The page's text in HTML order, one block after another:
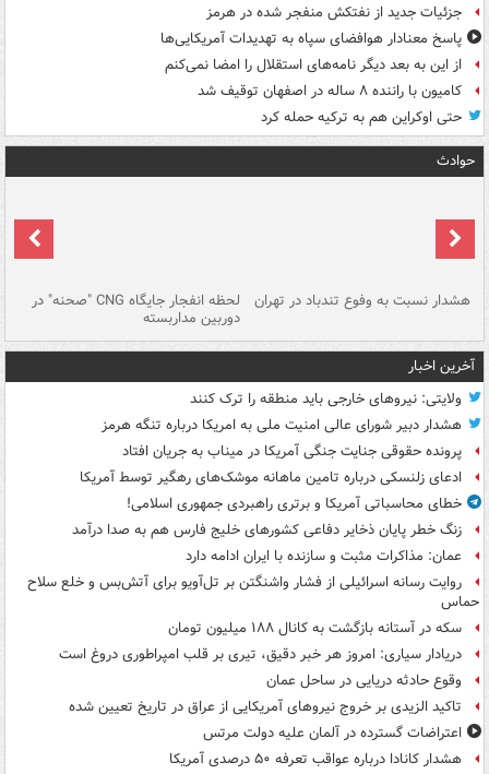
جزئیات جدید از نفتکش منفجر شده در هرمز
پاسخ معنادار هوافضای سپاه به تهدیدات آمریکایی‌ها
از این به بعد دیگر نامه‌های استقلال را امضا نمی‌کنم
کامیون با راننده ۸ ساله در اصفهان توقیف شد
حتی اوکراین هم به ترکیه حمله کرد
حوادث
هشدار نسبت به وفوع تندباد در تهران لحظه انفجار جایگاه CNG "صحنه" در
دوربین مداربسته
آخرین اخبار
ولایتی: نیروهای خارجی باید منطقه را ترک کنند
هشدار دبیر شورای عالی امنیت ملی به امریکا درباره تنگه هرمز
پرونده حقوقی جنایت جنگی آمریکا در میناب به جریان افتاد
ادعای زلنسکی درباره تامین ماهانه موشک‌های رهگیر توسط آمریکا
خطای محاسباتی آمریکا و برتری راهبردی جمهوری اسلامی!
زنگ خطر پایان ذخایر دفاعی کشورهای خلیج فارس هم به صدا درآمد
عمان: مذاکرات مثبت و سازنده با ایران ادامه دارد
روایت رسانه اسرائیلی از فشار واشنگتن بر تل‌آویو برای آتش‌بس و خلع سلاح
حماس
سکه در آستانه بازگشت به کانال ۱۸۸ میلیون تومان
دریادار سیاری: امروز هر خبر دقیق، تیری بر قلب امپراطوری دروغ است
وقوع حادثه دریایی در ساحل عمان
تاکید الزیدی بر خروج نیروهای آمریکایی از عراق در تاریخ تعیین شده
اعتراضات گسترده در آلمان علیه دولت مرتس
هشدار کانادا درباره عواقب تعرفه ۵۰ درصدی آمریکا